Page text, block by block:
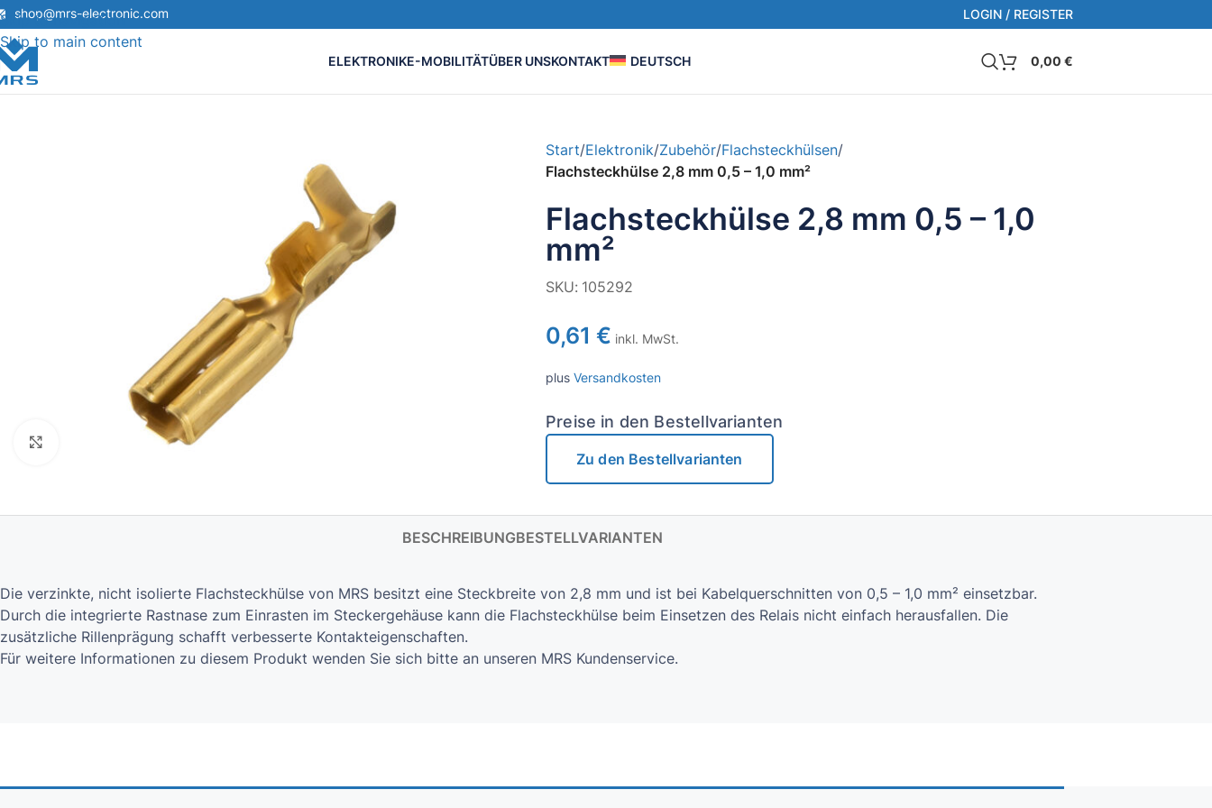
Skip to navigation
Skip to main content
shop@mrs-electronic.com LOGIN / REGISTER
ELEKTRONIKE-MOBILITÄTÜBER UNSKONTAKT DEUTSCH 0,00 €
Start/Elektronik/Zubehör/Flachsteckhülsen/
Flachsteckhülse 2,8 mm 0,5 – 1,0 mm²
Flachsteckhülse 2,8 mm 0,5 – 1,0
mm²
SKU:105292
0,61 € inkl. MwSt.
plus Versandkosten
Preise in den Bestellvarianten
Zu den Bestellvarianten
BESCHREIBUNGBESTELLVARIANTEN
Die verzinkte, nicht isolierte Flachsteckhülse von MRS besitzt eine Steckbreite von 2,8 mm und ist bei Kabelquerschnitten von 0,5 – 1,0 mm² einsetzbar.
Durch die integrierte Rastnase zum Einrasten im Steckergehäuse kann die Flachsteckhülse beim Einsetzen des Relais nicht einfach herausfallen. Die
zusätzliche Rillenprägung schafft verbesserte Kontakteigenschaften.
Für weitere Informationen zu diesem Produkt wenden Sie sich bitte an unseren MRS Kundenservice.